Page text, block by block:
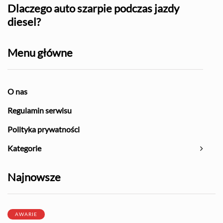
Dlaczego auto szarpie podczas jazdy
diesel?
Menu główne
O nas
Regulamin serwisu
Polityka prywatności
Kategorie
Najnowsze
AWARIE